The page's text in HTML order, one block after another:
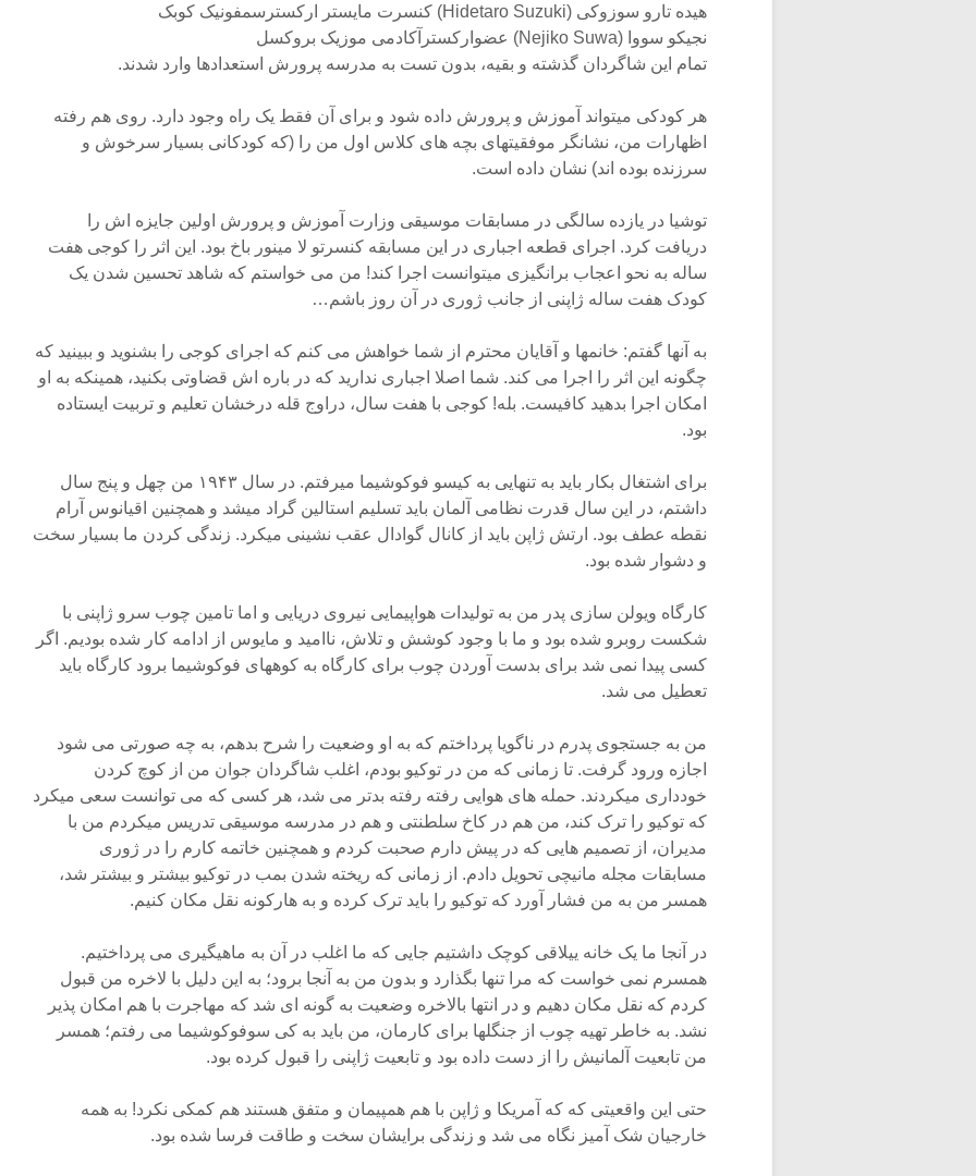
هیده تارو سوزوکی (Hidetaro Suzuki) کنسرت مایستر ارکسترسمفونیک کوبک
نجیکو سووا (Nejiko Suwa) عضوارکسترآکادمی موزیک بروکسل
تمام این شاگردان گذشته و بقیه، بدون تست به مدرسه پرورش استعدادها وارد شدند.
هر کودکی میتواند آموزش و پرورش داده شود و برای آن فقط یک راه وجود دارد. روی هم رفته
اظهارات من، نشانگر موفقیتهای بچه های کلاس اول من را (که کودکانی بسیار سرخوش و
سرزنده بوده اند) نشان داده است.
توشیا در یازده سالگی در مسابقات موسیقی وزارت آموزش و پرورش اولین جایزه اش را
دریافت کرد. اجرای قطعه اجباری در این مسابقه کنسرتو لا مینور باخ بود. این اثر را کوجی هفت
ساله به نحو اعجاب برانگیزی میتوانست اجرا کند! من می خواستم که شاهد تحسین شدن یک
کودک هفت ساله ژاپنی از جانب ژوری در آن روز باشم…
به آنها گفتم: خانمها و آقایان محترم از شما خواهش می کنم که اجرای کوجی را بشنوید و ببینید که
چگونه این اثر را اجرا می کند. شما اصلا اجباری ندارید که در باره اش قضاوتی بکنید، همینکه به او
امکان اجرا بدهید کافیست. بله! کوجی با هفت سال، دراوج قله درخشان تعلیم و تربیت ایستاده
بود.
برای اشتغال بکار باید به تنهایی به کیسو فوکوشیما میرفتم. در سال ۱۹۴۳ من چهل و پنج سال
داشتم، در این سال قدرت نظامی آلمان باید تسلیم استالین گراد میشد و همچنین اقیانوس آرام
نقطه عطف بود. ارتش ژاپن باید از کانال گوادال عقب نشینی میکرد. زندگی کردن ما بسیار سخت
و دشوار شده بود.
کارگاه ویولن سازی پدر من به تولیدات هواپیمایی نیروی دریایی و اما تامین چوب سرو ژاپنی با
شکست روبرو شده بود و ما با وجود کوشش و تلاش، ناامید و مایوس از ادامه کار شده بودیم. اگر
کسی پیدا نمی شد برای بدست آوردن چوب برای کارگاه به کوههای فوکوشیما برود کارگاه باید
تعطیل می شد.
من به جستجوی پدرم در ناگویا پرداختم که به او وضعیت را شرح بدهم، به چه صورتی می شود
اجازه ورود گرفت. تا زمانی که من در توکیو بودم، اغلب شاگردان جوان من از کوچ کردن
خودداری میکردند. حمله های هوایی رفته رفته بدتر می شد، هر کسی که می توانست سعی میکرد
که توکیو را ترک کند، من هم در کاخ سلطنتی و هم در مدرسه موسیقی تدریس میکردم من با
مدیران، از تصمیم هایی که در پیش دارم صحبت کردم و همچنین خاتمه کارم را در ژوری
مسابقات مجله مانیچی تحویل دادم. از زمانی که ریخته شدن بمب در توکیو بیشتر و بیشتر شد،
همسر من به من فشار آورد که توکیو را باید ترک کرده و به هارکونه نقل مکان کنیم.
در آنجا ما یک خانه ییلاقی کوچک داشتیم جایی که ما اغلب در آن به ماهیگیری می پرداختیم.
همسرم نمی خواست که مرا تنها بگذارد و بدون من به آنجا برود؛ به این دلیل با لاخره من قبول
کردم که نقل مکان دهیم و در انتها بالاخره وضعیت به گونه ای شد که مهاجرت با هم امکان پذیر
نشد. به خاطر تهیه چوب از جنگلها برای کارمان، من باید به کی سوفوکوشیما می رفتم؛ همسر
من تابعیت آلمانیش را از دست داده بود و تابعیت ژاپنی را قبول کرده بود.
حتی این واقعیتی که که آمریکا و ژاپن با هم همپیمان و متفق هستند هم کمکی نکرد! به همه
خارجیان شک آمیز نگاه می شد و زندگی برایشان سخت و طاقت فرسا شده بود.